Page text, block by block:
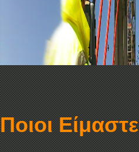
Ποιοι Είμαστε